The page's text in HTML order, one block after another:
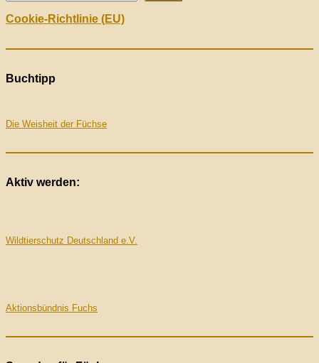
Cookie-Richtlinie (EU)
Buchtipp
Die Weisheit der Füchse
Aktiv werden:
Wildtierschutz Deutschland e.V.
Aktionsbündnis Fuchs